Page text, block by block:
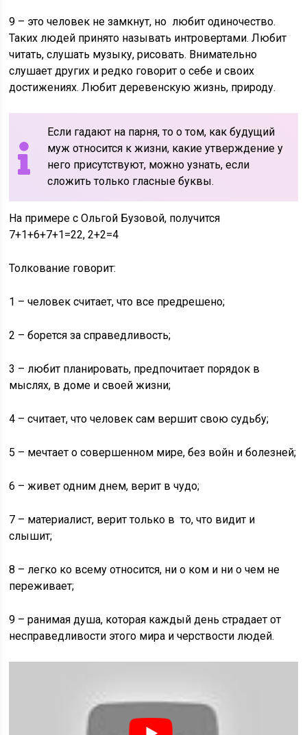
9 – это человек не замкнут, но любит одиночество.
Таких людей принято называть интровертами. Любит
читать, слушать музыку, рисовать. Внимательно
слушает других и редко говорит о себе и своих
достижениях. Любит деревенскую жизнь, природу.
Если гадают на парня, то о том, как будущий
муж относится к жизни, какие утверждение у
него присутствуют, можно узнать, если
сложить только гласные буквы.
На примере с Ольгой Бузовой, получится
7+1+6+7+1=22, 2+2=4
Толкование говорит:
1 – человек считает, что все предрешено;
2 – борется за справедливость;
3 – любит планировать, предпочитает порядок в
мыслях, в доме и своей жизни;
4 – считает, что человек сам вершит свою судьбу;
5 – мечтает о совершенном мире, без войн и болезней;
6 – живет одним днем, верит в чудо;
7 – материалист, верит только в то, что видит и
слышит;
8 – легко ко всему относится, ни о ком и ни о чем не
переживает;
9 – ранимая душа, которая каждый день страдает от
несправедливости этого мира и черствости людей.